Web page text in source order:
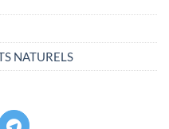
NATURELS